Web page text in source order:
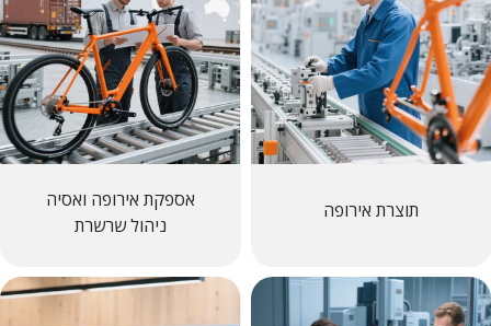
אספקת אירופה ואסיה
ניהול שרשרת
תוצרת אירופה